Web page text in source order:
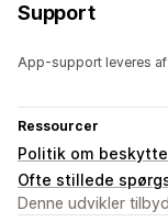
Support
App-support leveres af
Ressourcer
Politik om
Ofte stillede
Denne udvikler